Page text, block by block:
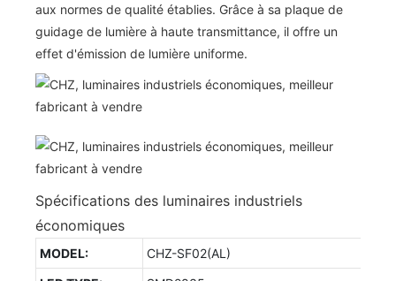
aux normes de qualité établies. Grâce à sa plaque de
guidage de lumière à haute transmittance, il offre un
effet d'émission de lumière uniforme.
Spécifications des luminaires industriels
économiques
MODEL:
CHZ-SF02(AL)